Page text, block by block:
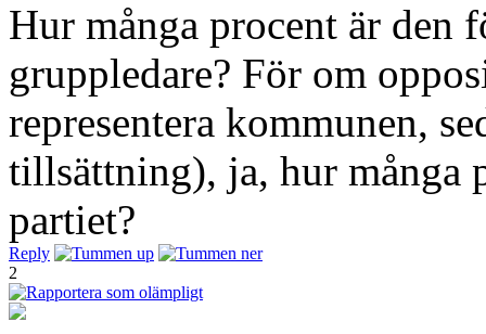
Hur många procent är den
gruppledare? För om
representera kommunen,
tillsättning), ja, hur många
partiet?
Reply
2